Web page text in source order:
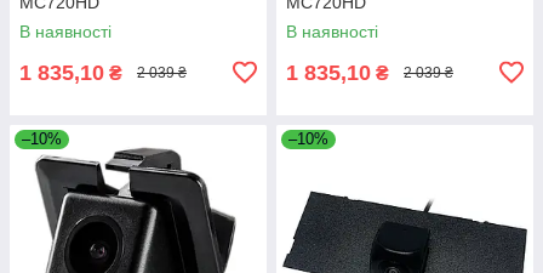
В наявності
1 835,10 ₴ 2 039 ₴
В наявності
1 835,10 ₴ 2 039 ₴
–10% –10%